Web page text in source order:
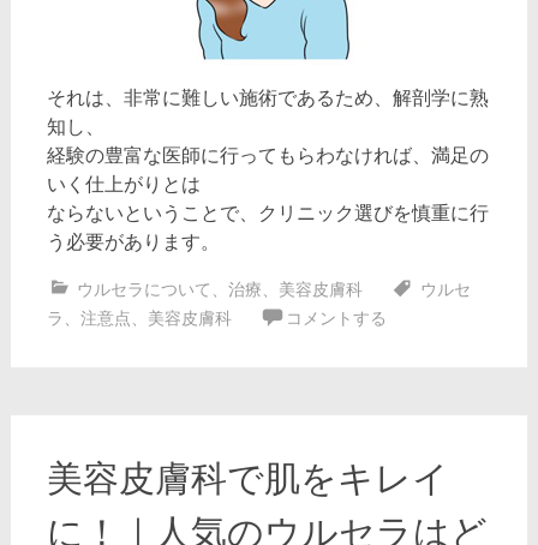
それは、非常に難しい施術であるため、解剖学に熟
知し、
経験の豊富な医師に行ってもらわなければ、満足の
いく仕上がりとは
ならないということで、クリニック選びを慎重に行
う必要があります。
ウルセラについて 、 治療、 美容皮膚科
ウルセ
ラ 、 注意点、 美容皮膚科 コメントする
美容皮膚科で肌をキレイ
に！｜人気のウルセラはど